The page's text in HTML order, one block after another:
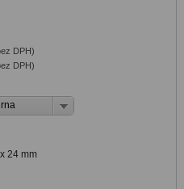
DPH)
DPH)
24 mm